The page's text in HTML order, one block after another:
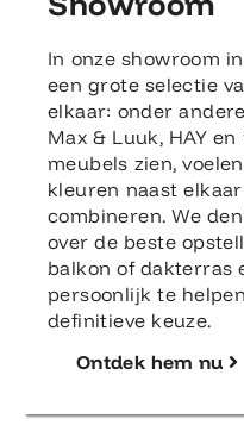
In onze showroom
een grote selectie
elkaar: onder
Max & Luuk, HAY
meubels zien,
kleuren naast
combineren. We
over de beste
balkon of dakterras
persoonlijk te
definitieve keuze.
Ontdek hem nu